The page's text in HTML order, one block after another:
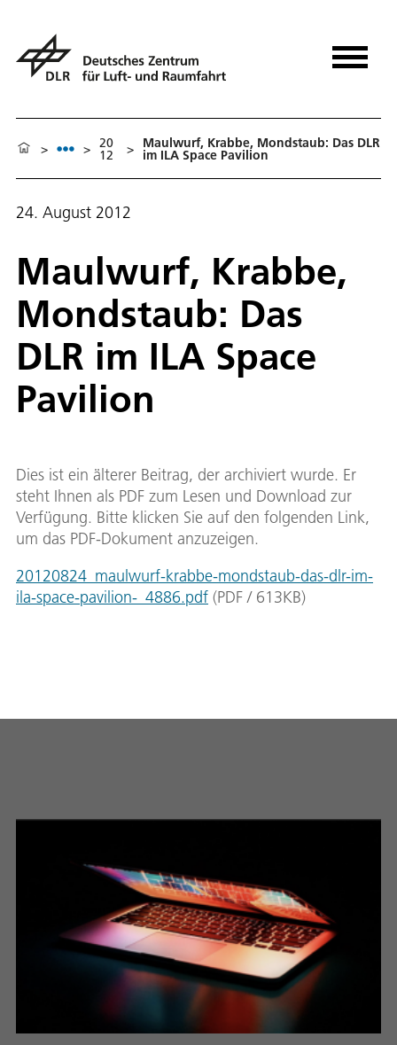
> > 20
12 > Maulwurf, Krabbe, Mondstaub: Das DLR
im ILA Space Pavilion
24. August 2012
Maulwurf, Krabbe,
Mondstaub: Das
DLR im ILA Space
Pavilion
Dies ist ein älterer Beitrag, der archiviert wurde. Er
steht Ihnen als PDF zum Lesen und Download zur
Verfügung. Bitte klicken Sie auf den folgenden Link,
um das PDF-Dokument anzuzeigen.
20120824_maulwurf-krabbe-mondstaub-das-dlr-im-
ila-space-pavilion-_4886.pdf (PDF / 613KB)